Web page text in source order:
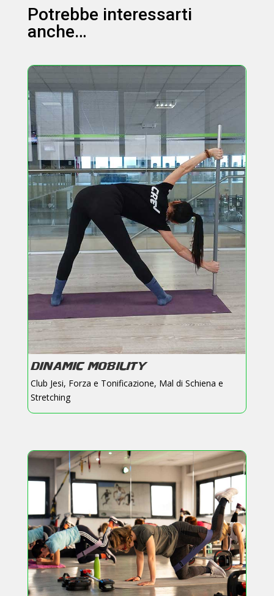
Potrebbe interessarti
anche…
DINAMIC MOBILITY
Club Jesi, Forza e Tonificazione, Mal di Schiena e
Stretching